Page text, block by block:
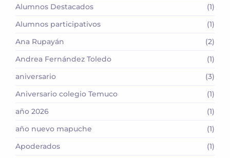
Alumnos Destacados
(1)
Alumnos participativos
(1)
Ana Rupayán
(2)
Andrea Fernández Toledo
(1)
aniversario
(3)
Aniversario colegio Temuco
(1)
año 2026
(1)
año nuevo mapuche
(1)
Apoderados
(1)